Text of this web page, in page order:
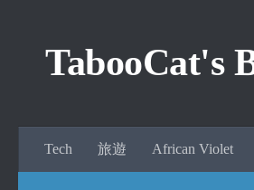
TabooCat's
Tech 旅遊 African Violet